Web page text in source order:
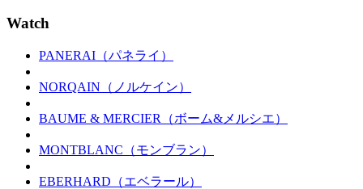
Watch
PANERAI（パネライ）
NORQAIN（ノルケイン）
BAUME & MERCIER（ボーム&メルシエ）
MONTBLANC（モンブラン）
EBERHARD（エベラール）